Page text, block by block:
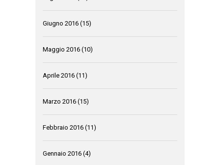
Giugno 2016 (15)
Maggio 2016 (10)
Aprile 2016 (11)
Marzo 2016 (15)
Febbraio 2016 (11)
Gennaio 2016 (4)